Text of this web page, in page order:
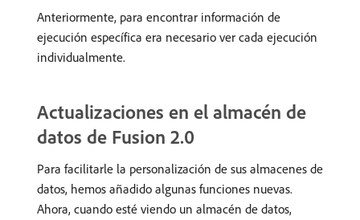
Anteriormente, para encontrar información de
ejecución específica era necesario ver cada ejecución
individualmente.
Actualizaciones en el almacén de
datos de Fusion 2.0
Para facilitarle la personalización de sus almacenes de
datos, hemos añadido algunas funciones nuevas.
Ahora, cuando esté viendo un almacén de datos,